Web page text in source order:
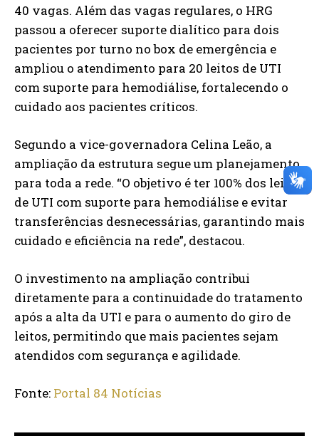
40 vagas. Além das vagas regulares, o HRG
passou a oferecer suporte dialítico para dois
pacientes por turno no box de emergência e
ampliou o atendimento para 20 leitos de UTI
com suporte para hemodiálise, fortalecendo o
cuidado aos pacientes críticos.
Segundo a vice-governadora Celina Leão, a
ampliação da estrutura segue um planejamento
para toda a rede. “O objetivo é ter 100% dos leitos
de UTI com suporte para hemodiálise e evitar
transferências desnecessárias, garantindo mais
cuidado e eficiência na rede”, destacou.
O investimento na ampliação contribui
diretamente para a continuidade do tratamento
após a alta da UTI e para o aumento do giro de
leitos, permitindo que mais pacientes sejam
atendidos com segurança e agilidade.
Fonte: Portal 84 Notícias